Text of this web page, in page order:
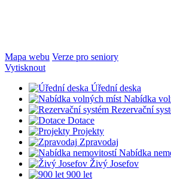
Mapa webu Verze pro seniory
Vytisknout
Úřední deska
Nabídka
Rezervační
Dotace
Projekty
Zpravodaj
Nabídka
Živý Josefov
900 let